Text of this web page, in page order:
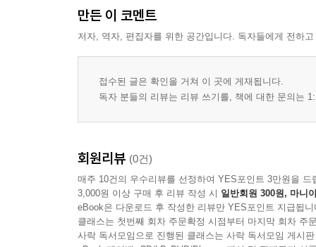
만든 이 코멘트
저자, 역자, 편집자를 위한 공간입니다. 독자들에게 전하
접수된 글은 확인을 거쳐 이 곳에 게재됩니다.
독자 분들의 리뷰는 리뷰 쓰기를, 책에 대한 문의는
회원리뷰 (0건)
매주 10건의 우수리뷰를 선정하여 YES포인트 3만원을 드
3,000원 이상 구매 후 리뷰 작성 시 일반회원 300원, 마니
eBook은 다운로드 후 작성한 리뷰만 YES포인트 지급됩니
클래스는 첫번째 회차 주문확정 시점부터 마지막 회차 주
사락 독서모임으로 진행된 클래스는 사락 독서모임 게시